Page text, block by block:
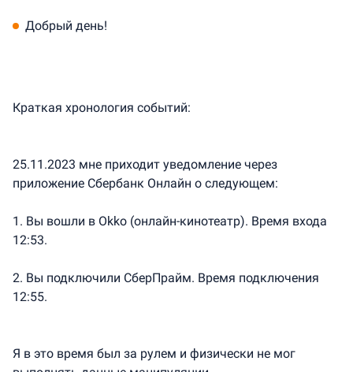
Добрый день!
Краткая хронология событий:
25.11.2023 мне приходит уведомление через
приложение Сбербанк Онлайн о следующем:
1. Вы вошли в Okko (онлайн-кинотеатр). Время входа
12:53.
2. Вы подключили СберПрайм. Время подключения
12:55.
Я в это время был за рулем и физически не мог